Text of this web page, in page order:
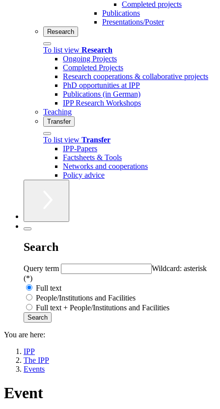
Completed projects
Publications
Presentations/Poster
Research
To list view Research
Ongoing Projects
Completed Projects
Research cooperations & collaborative projects
PhD opportunities at IPP
Publications (in German)
IPP Research Workshops
Teaching
Transfer
To list view Transfer
IPP-Papers
Factsheets & Tools
Networks and cooperations
Policy advice
Search
Query term
Wildcard: asterisk
(*)
Full text
People/Institutions and Facilities
Full text + People/Institutions and Facilities
You are here:
IPP
The IPP
Events
Event